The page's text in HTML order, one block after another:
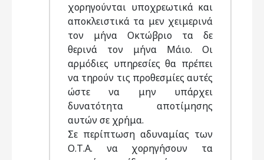
χορηγούνται υποχρεωτικά και
αποκλειστικά τα μεν χειμερινά
τον μήνα Οκτώβριο τα δε
θερινά τον μήνα Μάιο. Οι
αρμόδιες υπηρεσίες θα πρέπει
να τηρούν τις προθεσμίες αυτές
ώστε να μην υπάρχει
δυνατότητα αποτίμησης
αυτών σε χρήμα.
Σε περίπτωση αδυναμίας των
Ο.Τ.Α. να χορηγήσουν τα